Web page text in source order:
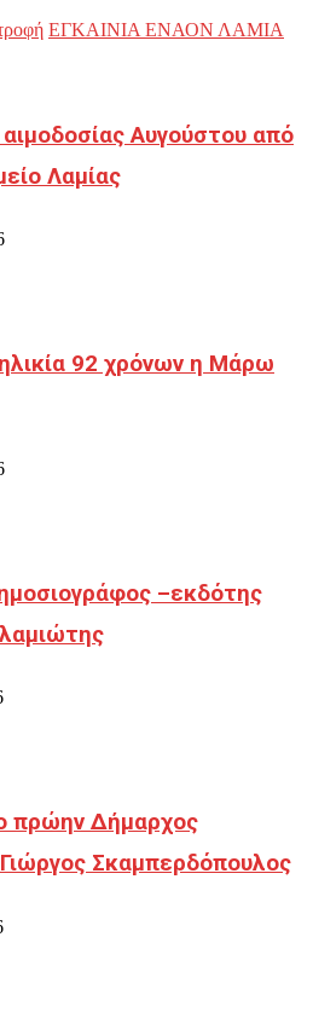
ΕΓΚΑΙΝΙΑ ΕΝΑΟΝ ΛΑΜΙΑ
Αυγούστου από
Λαμίας
92 χρόνων η Μάρω
–εκδότης
πρώην Δήμαρχος
Σκαμπερδόπουλος